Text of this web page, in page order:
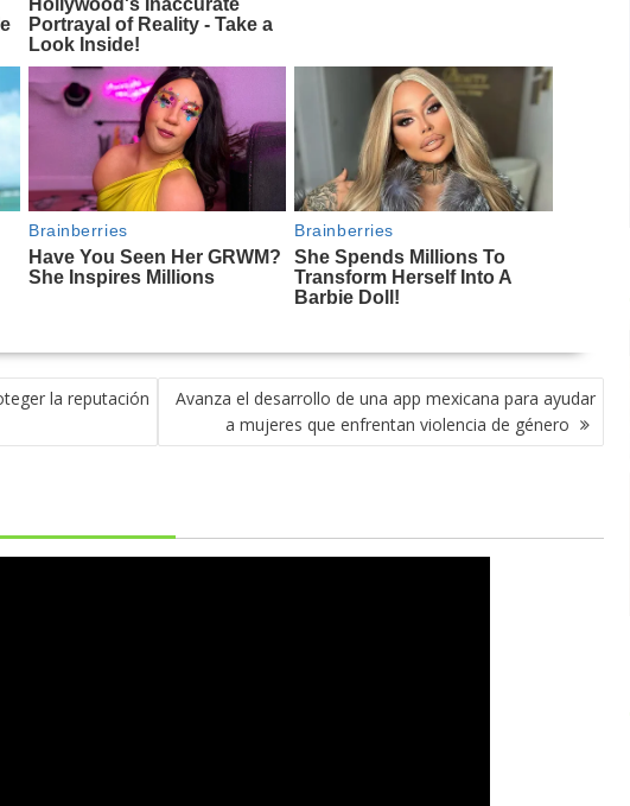
la reputación
Avanza el desarrollo de una app mexicana para ayudar
a mujeres que enfrentan violencia de género ​